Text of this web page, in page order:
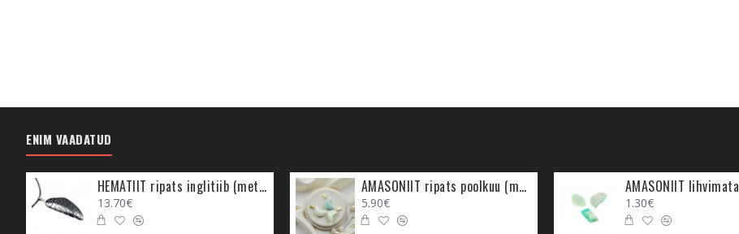
ENIM VAADATUD
HEMATIIT ripats inglitiib (metall)
13.70€
AMASONIIT ripats poolkuu (metall)
5.90€
AMASONIIT lihvimata
1.30€